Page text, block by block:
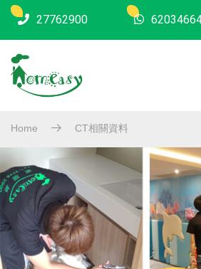
27762900
Home CT相關資料